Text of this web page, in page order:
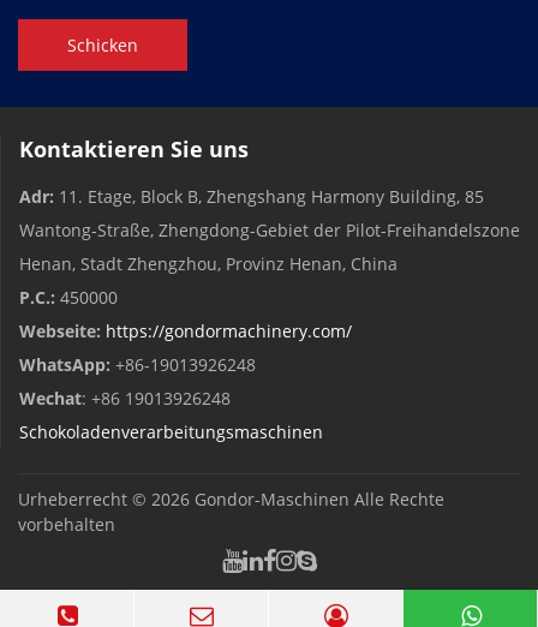
Schicken
Kontaktieren Sie uns
Adr: 11. Etage, Block B, Zhengshang Harmony Building, 85
Wantong-Straße, Zhengdong-Gebiet der Pilot-Freihandelszone
Henan, Stadt Zhengzhou, Provinz Henan, China
P.C.: 450000
Webseite: https://gondormachinery.com/
WhatsApp: +86-19013926248
Wechat: +86 19013926248
Schokoladenverarbeitungsmaschinen
Urheberrecht © 2026 Gondor-Maschinen Alle Rechte
vorbehalten